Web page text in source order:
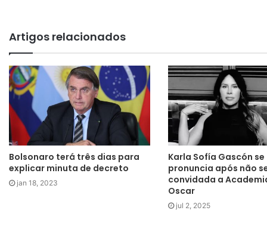
Artigos relacionados
Bolsonaro terá três dias para
explicar minuta de decreto
jan 18, 2023
Karla Sofía Gascón se
pronuncia após não
convidada a
Oscar
jul 2, 2025